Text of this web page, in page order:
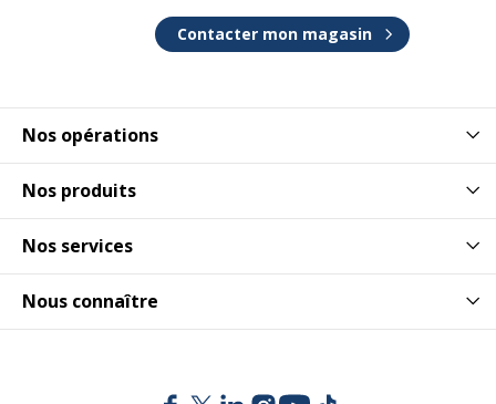
Nos opérations
Nos produits
Nos services
Nous connaître
Contacter mon magasin